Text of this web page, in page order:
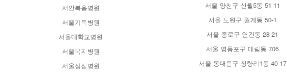
서안복음병원 서울 양천구 신월5동 51-11
서울기독병원 서울 노원구 월계동 50-1
서울대학교병원 서울 종로구 연건동 28-21
서울복지병원 서울 영등포구 대림동 706
서울성심병원 서울 동대문구 청량리1동 40-17